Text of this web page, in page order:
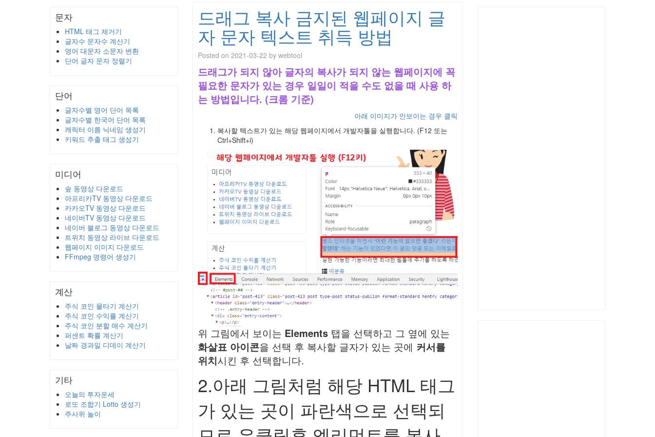
문자
HTML 태그 제거기
글자수 문자수 계산기
영어 대문자 소문자 변환
단어 글자 문자 정렬기
단어
글자수별 영어 단어 목록
글자수별 한국어 단어 목록
캐릭터 이름 닉네임 생성기
키워드 추출 태그 생성기
미디어
숲 동영상 다운로드
아프리카TV 동영상 다운로드
카카오TV 동영상 다운로드
네이버TV 동영상 다운로드
네이버 블로그 동영상 다운로드
트위치 동영상 라이브 다운로드
웹페이지 이미지 다운로드
FFmpeg 명령어 생성기
계산
주식 코인 물타기 계산기
주식 코인 수익률 계산기
주식 코인 분할 매수 계산기
퍼센트 확률 계산기
날짜 경과일 디데이 계산기
기타
오늘의 투자운세
로또 조합기 Lotto 생성기
주사위 놀이
드래그 복사 금지된 웹페이지 글
자 문자 텍스트 취득 방법
Posted on 2021-03-22 by webtool
드래그가 되지 않아 글자의 복사가 되지 않는 웹페이지에 꼭
필요한 문자가 있는 경우 일일이 적을 수도 없을 때 사용 하
는 방법입니다. (크롬 기준)
아래 이미지가 안보이는 경우 클릭
복사할 텍스트가 있는 해당 웹페이지에서 개발자툴을 실행합니다. (F12 또는
Ctrl+Shift+i)
위 그림에서 보이는 Elements탭을 선택하고 그 옆에 있는
화살표 아이콘을 선택 후 복사할 글자가 있는 곳에 커서를
위치시킨 후 선택합니다.
2.아래 그림처럼 해당 HTML 태그
가 있는 곳이 파란색으로 선택되